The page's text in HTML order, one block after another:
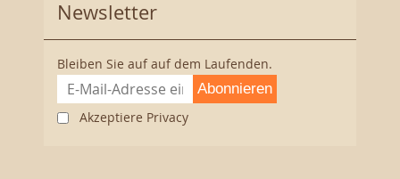
Newsletter
Bleiben Sie auf auf dem Laufenden.
Abonnieren
Akzeptiere Privacy